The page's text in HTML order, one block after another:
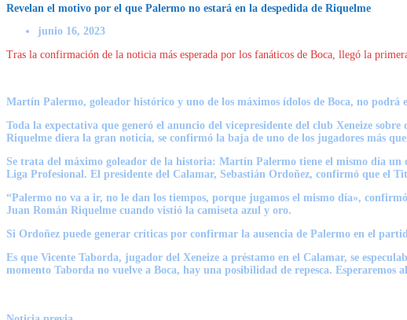
Revelan el motivo por el que Palermo no estará en la despedida de Riquelme
junio 16, 2023
Tras la confirmación de la noticia más esperada por los fanáticos de Boca, llegó la
Martín Palermo, goleador histórico y uno de los máximos ídolos de Boca, no
Toda la expectativa que generó el anuncio del vicepresidente del club Xeneize
Riquelme diera la gran noticia, se confirmó la baja de uno de los jugadores más
Se trata del máximo goleador de la historia: Martín Palermo tiene el mismo día
Liga Profesional. El presidente del Calamar, Sebastián Ordoñez, confirmó que el
“Palermo no va a ir, no le dan los tiempos, porque jugamos el mismo día»,
Juan Román Riquelme cuando vistió la camiseta azul y oro.
Si Ordoñez puede generar críticas por confirmar la ausencia de Palermo en el
Es que Vicente Taborda, jugador del Xeneize a préstamo en el Calamar, se
momento Taborda no vuelve a Boca, hay una posibilidad de repesca.